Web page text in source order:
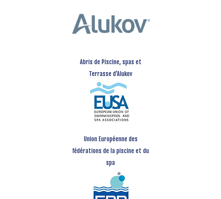
Abris de Piscine, spas et
Terrasse d’Alukov
Union Européenne des
fédérations de la piscine et du
spa